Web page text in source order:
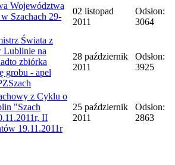
Województwa
Szachach 29-
02 listopad
2011
Odsłon:
3064
Świata z
Lublinie na
zbiórka
grobu - apel
28 październik
2011
Odsłon:
3925
z Cyklu o
"Szach
II
19.11.2011r
25 październik
2011
Odsłon:
2863